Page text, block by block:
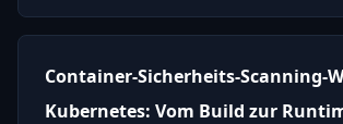
Container-Sicherheits-Scanning-
Kubernetes: Vom Build zur